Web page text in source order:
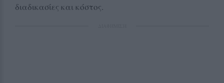
διαδικασίες και κόστος.